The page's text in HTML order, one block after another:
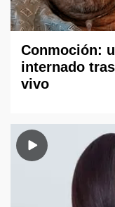
Conmoción:
internado
vivo